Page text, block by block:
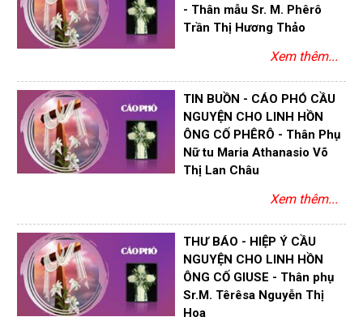
- Thân mẫu Sr. M. Phêrô
Trần Thị Hương Thảo
Xem thêm...
TIN BUỒN - CÁO PHÓ CẦU
NGUYỆN CHO LINH HỒN
ÔNG CỐ PHÊRÔ - Thân Phụ
Nữ tu Maria Athanasio Võ
Thị Lan Châu
Xem thêm...
THƯ BÁO - HIỆP Ý CẦU
NGUYỆN CHO LINH HỒN
ÔNG CỐ GIUSE - Thân phụ
Sr.M. Têrêsa Nguyễn Thị
Hoa